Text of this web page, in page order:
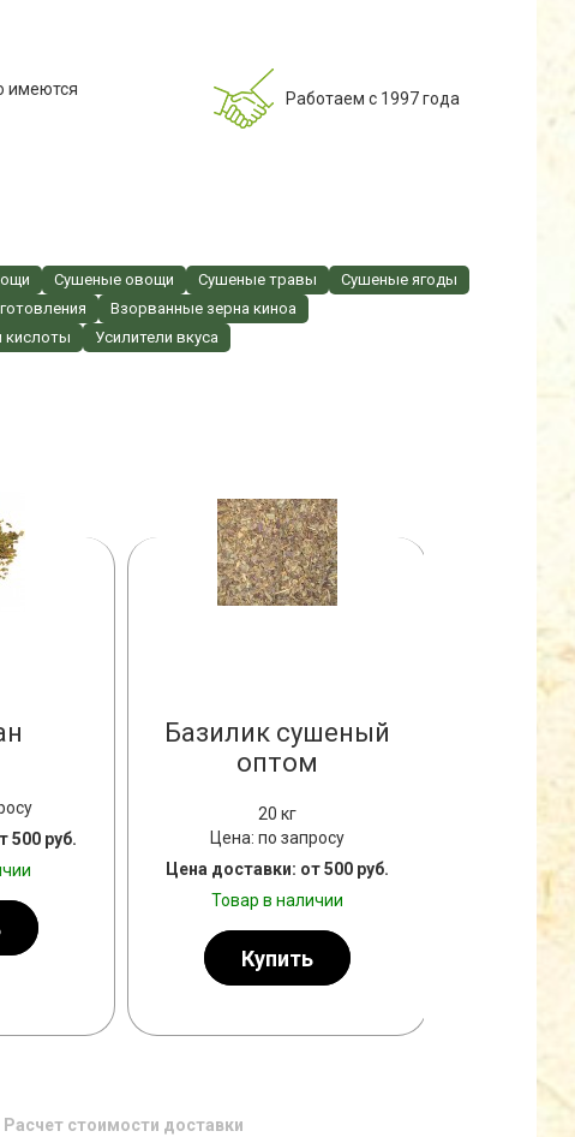
имеются
Работаем с 1997 года
Сушеные овощи Сушеные травы
Сушеные ягоды
Взорванные зерна киноа
кислоты Усилители вкуса
500 руб.
Базилик сушеный
оптом
20 кг
Цена: по запросу
Цена доставки: от 500 руб.
Товар в наличии
Купить
Цена
Расчет стоимости доставки